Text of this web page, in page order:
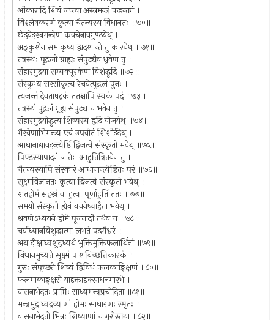
ओंकारादि शिवं जप्त्वा अस्त्रमन्त्रं फडन्तगं ।
विश्लेषकरणं कृत्वा चैतन्यस्य विधानतः ॥७०॥
छेदयेदस्त्रमन्त्रेण कवचेनावगुण्ठयेथ् ।
अङ्कुशेन समाकृष्य द्वादशान्ते तु कारयेथ् ॥७१॥
तत्रस्थः पुद्गलो ग्राह्यः संपुट्यैव ध्रुवेण तु ।
संहारमुद्रया सम्यक्पूरकेण विशेद्धृदि ॥७२॥
संस्कुभ्य सरसीकृत्य रेचयेत्पुद्गलं पुनः ।
त्यजन्तं देवताषट्कं ततश्चापि स्वकं पदं ॥७३॥
तत्रस्थं पुद्गलं गृह्य संपुट्य च भवेन तु ।
संहारमुद्रयोद्धृत्य शिष्यस्य हृदि योजयेथ् ॥७४॥
भैरवेणाभिमन्त्र्य एवं उपवीतं शिशोर्ददेथ् ।
आधानाद्यावदन्त्येष्टिं द्विजत्वे संस्कृतो भवेथ् ॥७५॥
पिण्डस्यापादनं जातेः आहुतित्रितयेन तु ।
चैतन्यस्यापि संस्कारं आधानान्त्येष्टितः परं ॥७६॥
सूक्ष्मविज्ञानतः कृत्वा द्विजत्वे संस्कृतो भवेथ् ।
शतहोमं सहस्रं वा हुत्वा पूर्णाहुतिं ततः ॥७७॥
समयी संस्कृतो ह्येवं वचनेष्यार्हता भवेथ् ।
श्रवणेऽध्ययने होमे पूजनादौ तथैव च ॥७८॥
चर्याध्यानविशुद्धात्मा लभते पदमैश्वरं ।
अथ दीक्षाध्वशुद्ध्यर्थं भुक्तिमुक्तिफलार्थिनां ॥७९॥
विधानमुच्यते सूक्ष्मं पाशविच्छत्तिकारकं ।
गुरुः संपृच्छते शिष्यं द्विविधं फलकाङ्क्षिणं ॥८०॥
फलमाकाङ्क्षसे यादृक्तादृक्साधनमारभे ।
वासनाभेदतः प्राप्तिः साध्यमन्त्रप्रचोदिता ॥८१॥
मन्त्रमुद्राध्वद्रव्याणां होमः साधारणः स्मृतः ।
वासनाभेदतो भिन्नः शिष्याणां च गुरोस्तथा ॥८२॥